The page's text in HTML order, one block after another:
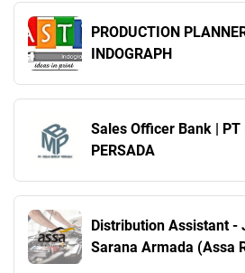
PRODUCTION
INDOGRAPH
Sales Officer Bank | PT
PERSADA
Distribution Assistant -
Sarana Armada (Assa